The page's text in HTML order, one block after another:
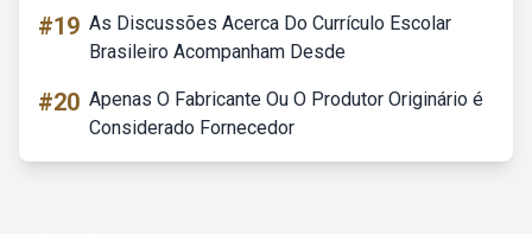
#19 As Discussões Acerca Do Currículo Escolar
Brasileiro Acompanham Desde
#20 Apenas O Fabricante Ou O Produtor Originário é
Considerado Fornecedor